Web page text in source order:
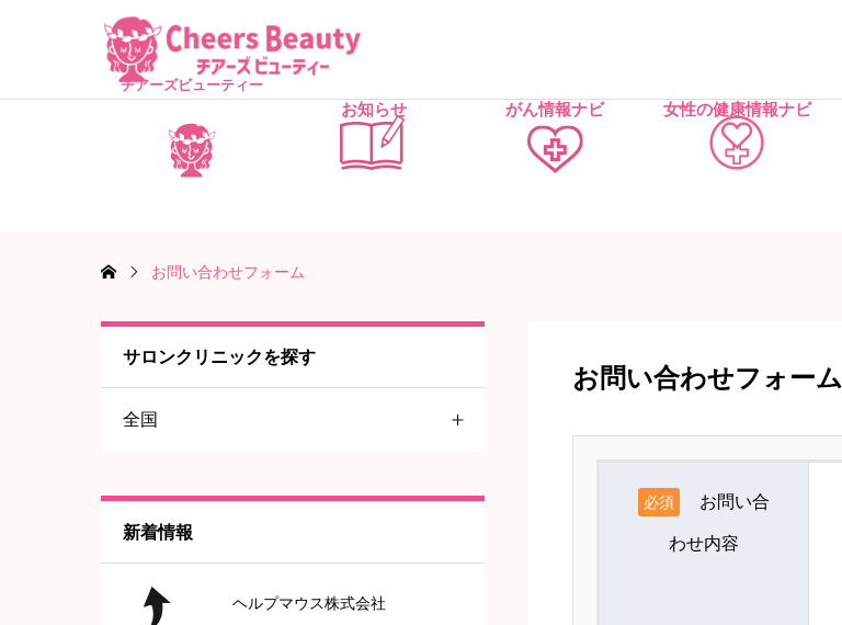
チアーズビューティー
お知らせ がん情報ナビ 女性の健康情報ナビ
お問い合わせフォーム
お問い合わせフォーム
必須 お問い合
わせ内容
サロンクリニックを探す
全国
東京
新着情報
ヘルプマウス株式会社